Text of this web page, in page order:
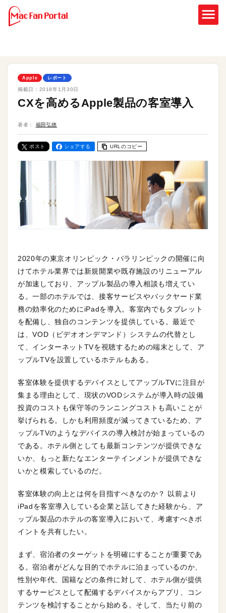
Apple レポート
掲載日： 2018年1月30日
CXを高めるApple製品の客室導入
著者： 福田弘徳
ポスト シェアする URLのコピー
2020年の東京オリンピック・パラリンピックの開催に向
けてホテル業界では新規開業や既存施設のリニューアル
が加速しており、アップル製品の導入相談も増えてい
る。一部のホテルでは、接客サービスやバックヤード業
務の効率化のためにiPadを導入。客室内でもタブレット
を配備し、独自のコンテンツを提供している。最近で
は、VOD（ビデオオンデマンド）システムの代替とし
て、インターネットTVを視聴するための端末として、ア
ップルTVを設置しているホテルもある。
客室体験を提供するデバイスとしてアップルTVに注目が
集まる理由として、現状のVODシステムが導入時の設備
投資のコストも保守等のランニングコストも高いことが
挙げられる。しかも利用頻度が減ってきているため、ア
ップルTVのようなデバイスの導入検討が始まっているの
である。ホテル側としても最新コンテンツが提供できな
いか、もっと新たなエンターテインメントが提供できな
いかと模索しているのだ。
客室体験の向上とは何を目指すべきなのか？ 以前より
iPadを客室導入している企業と話してきた経験から、ア
ップル製品のホテルの客室導入において、考慮すべきポ
イントを共有したい。
まず、宿泊者のターゲットを明確にすることが重要であ
る。宿泊者がどんな目的でホテルに泊まっているのか、
性別や年代、国籍などの条件に対して、ホテル側が提供
するサービスとして配備するデバイスからアプリ、コン
テンツを検討することから始める。そして、当たり前の